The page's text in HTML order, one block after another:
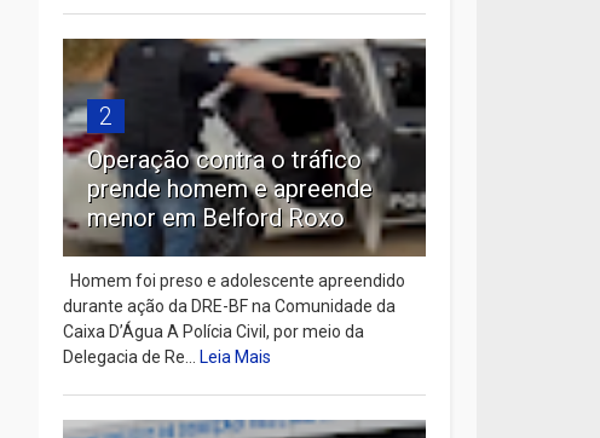
2
Operação contra o tráfico
prende homem e apreende
menor em Belford Roxo
Homem foi preso e adolescente apreendido
durante ação da DRE-BF na Comunidade da
Caixa D’Água A Polícia Civil, por meio da
Delegacia de Re...Leia Mais